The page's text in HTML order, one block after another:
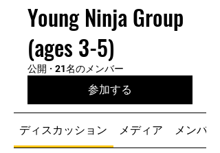
Young Ninja Group
(ages 3-5)
公開 · 21名のメンバー
参加する
ディスカッション メディア メンバー